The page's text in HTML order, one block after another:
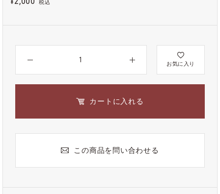
税込
お気に入り
カートに入れる
この商品を問い合わせる